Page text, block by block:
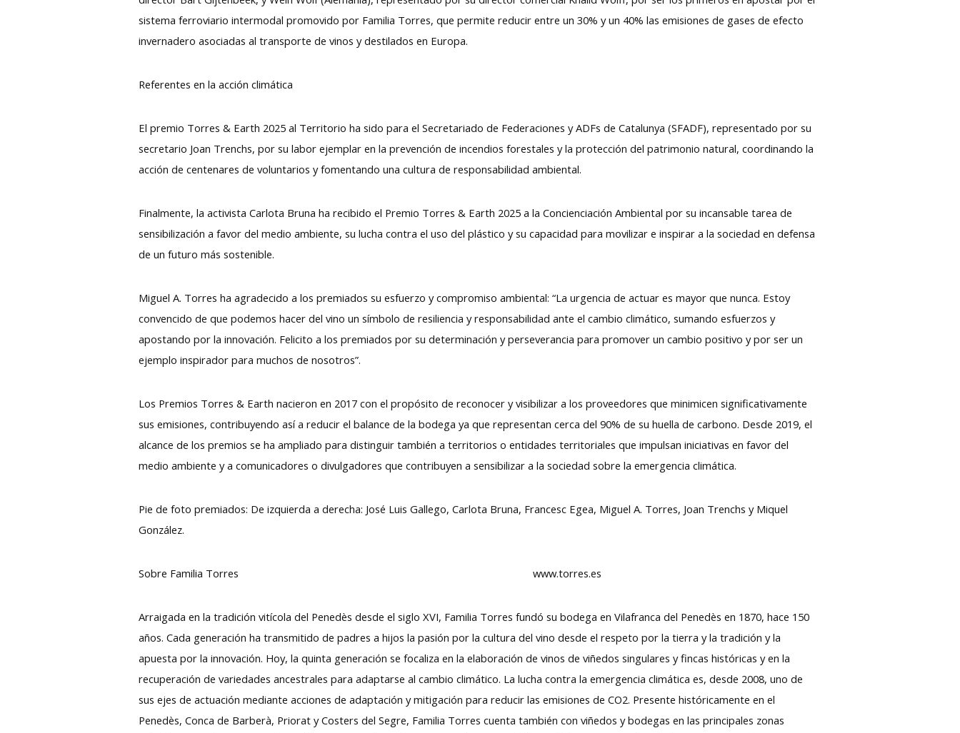
sistema ferroviario intermodal promovido por Familia Torres, que permite reducir entre un 30% y un 40% las emisiones de gases de efecto
invernadero asociadas al transporte de vinos y destilados en Europa.
Referentes en la acción climática
El premio Torres & Earth 2025 al Territorio ha sido para el Secretariado de Federaciones y ADFs de Catalunya (SFADF), representado por su
secretario Joan Trenchs, por su labor ejemplar en la prevención de incendios forestales y la protección del patrimonio natural, coordinando la
acción de centenares de voluntarios y fomentando una cultura de responsabilidad ambiental.
Finalmente, la activista Carlota Bruna ha recibido el Premio Torres & Earth 2025 a la Concienciación Ambiental por su incansable tarea de
sensibilización a favor del medio ambiente, su lucha contra el uso del plástico y su capacidad para movilizar e inspirar a la sociedad en defensa
de un futuro más sostenible.
Miguel A. Torres ha agradecido a los premiados su esfuerzo y compromiso ambiental: “La urgencia de actuar es mayor que nunca. Estoy
convencido de que podemos hacer del vino un símbolo de resiliencia y responsabilidad ante el cambio climático, sumando esfuerzos y
apostando por la innovación. Felicito a los premiados por su determinación y perseverancia para promover un cambio positivo y por ser un
ejemplo inspirador para muchos de nosotros”.
Los Premios Torres & Earth nacieron en 2017 con el propósito de reconocer y visibilizar a los proveedores que minimicen significativamente
sus emisiones, contribuyendo así a reducir el balance de la bodega ya que representan cerca del 90% de su huella de carbono. Desde 2019, el
alcance de los premios se ha ampliado para distinguir también a territorios o entidades territoriales que impulsan iniciativas en favor del
medio ambiente y a comunicadores o divulgadores que contribuyen a sensibilizar a la sociedad sobre la emergencia climática.
Pie de foto premiados: De izquierda a derecha: José Luis Gallego, Carlota Bruna, Francesc Egea, Miguel A. Torres, Joan Trenchs y Miquel
González.
Sobre Familia Torres www.torres.es
Arraigada en la tradición vitícola del Penedès desde el siglo XVI, Familia Torres fundó su bodega en Vilafranca del Penedès en 1870, hace 150
años. Cada generación ha transmitido de padres a hijos la pasión por la cultura del vino desde el respeto por la tierra y la tradición y la
apuesta por la innovación. Hoy, la quinta generación se focaliza en la elaboración de vinos de viñedos singulares y fincas históricas y en la
recuperación de variedades ancestrales para adaptarse al cambio climático. La lucha contra la emergencia climática es, desde 2008, uno de
sus ejes de actuación mediante acciones de adaptación y mitigación para reducir las emisiones de CO2. Presente históricamente en el
Penedès, Conca de Barberà, Priorat y Costers del Segre, Familia Torres cuenta también con viñedos y bodegas en las principales zonas